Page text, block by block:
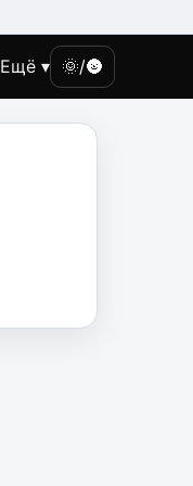
Ещё ▾ 🌞/🌚